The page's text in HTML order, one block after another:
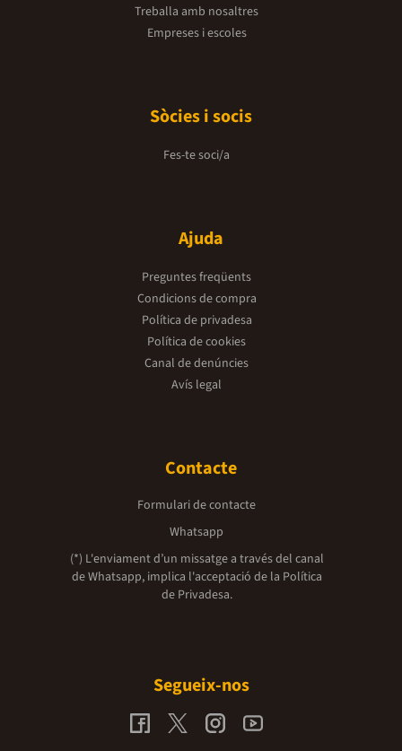
Treballa amb nosaltres
Empreses i escoles
Sòcies i socis
Fes-te soci/a
Ajuda
Preguntes freqüents
Condicions de compra
Política de privadesa
Política de cookies
Canal de denúncies
Avís legal
Contacte
Formulari de contacte
Whatsapp
(*) L'enviament d’un missatge a través del canal
de Whatsapp, implica l'acceptació de la Política
de Privadesa.
Segueix-nos